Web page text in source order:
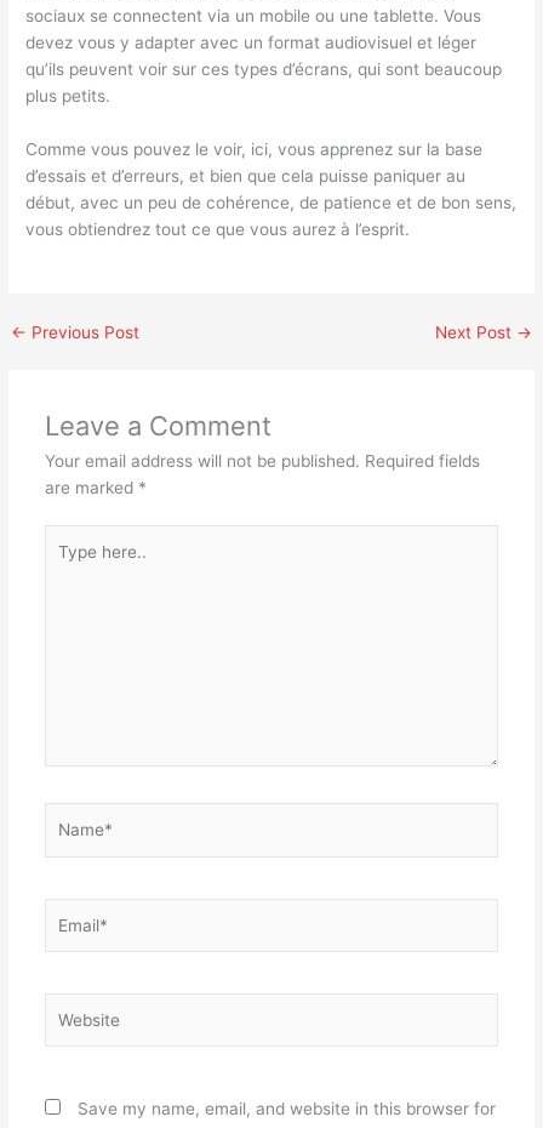
sociaux se connectent via un mobile ou une tablette. Vous
devez vous y adapter avec un format audiovisuel et léger
qu’ils peuvent voir sur ces types d’écrans, qui sont beaucoup
plus petits.
Comme vous pouvez le voir, ici, vous apprenez sur la base
d’essais et d’erreurs, et bien que cela puisse paniquer au
début, avec un peu de cohérence, de patience et de bon sens,
vous obtiendrez tout ce que vous aurez à l’esprit.
← Previous Post Next Post →
Leave a Comment
Your email address will not be published. Required fields
are marked *
here..
Save my name, email, and website in this browser for